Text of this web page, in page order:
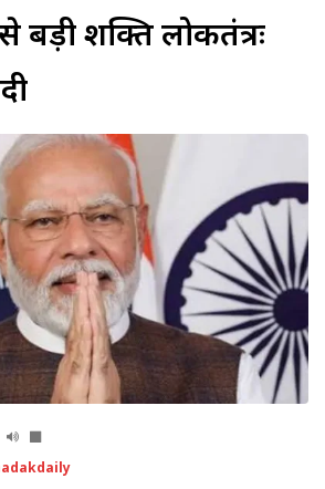
बड़ी शक्ति लोकतंत्रः